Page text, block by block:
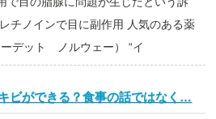
チノインで目に副作用 人気のある薬
デット ノルウェー） “イ
ビができる？食事の話ではなく…